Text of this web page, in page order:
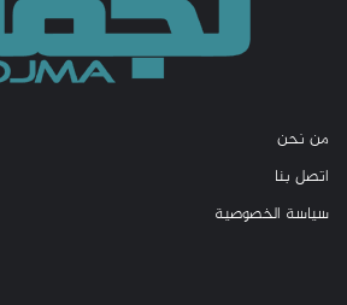
من نحن
اتصل بنا
سياسة الخصوصية